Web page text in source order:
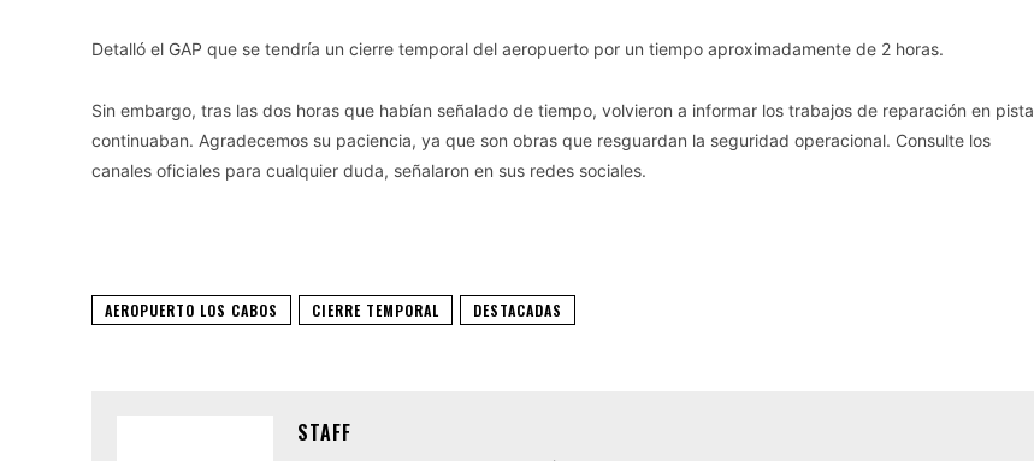
Detalló el GAP que se tendría un cierre temporal del aeropuerto por un tiempo aproximadamente de 2 horas.
Sin embargo, tras las dos horas que habían señalado de tiempo, volvieron a informar los trabajos de reparación en pista
continuaban. Agradecemos su paciencia, ya que son obras que resguardan la seguridad operacional. Consulte los
canales oficiales para cualquier duda, señalaron en sus redes sociales.
AEROPUERTO LOS CABOS CIERRE TEMPORAL DESTACADAS
STAFF